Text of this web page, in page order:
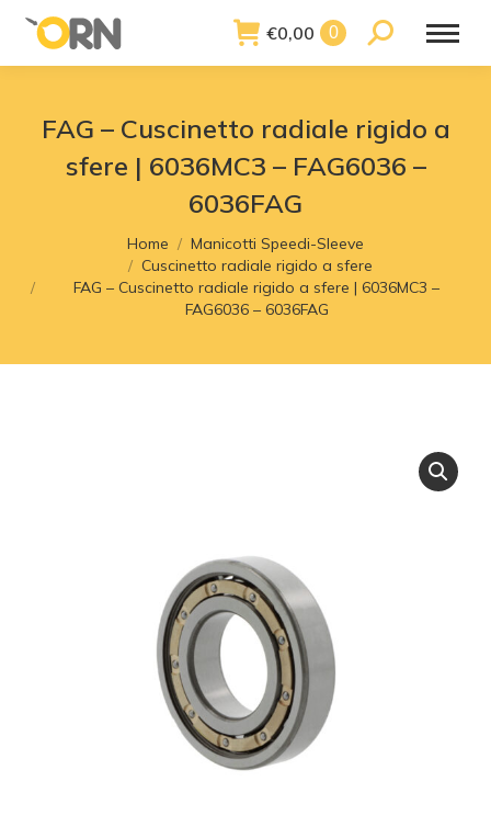
€0,00 0 Search:
FAG – Cuscinetto radiale rigido a
sfere | 6036MC3 – FAG6036 –
6036FAG
Home
Manicotti Speedi-Sleeve
Cuscinetto radiale rigido a sfere
FAG – Cuscinetto radiale rigido a sfere | 6036MC3 –
FAG6036 – 6036FAG